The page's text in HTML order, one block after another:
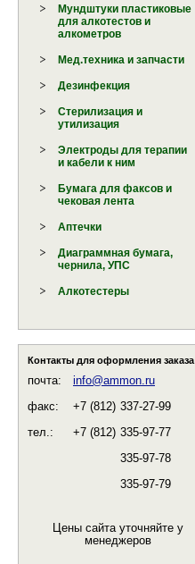
Мундштуки пластиковые
для алкотестов и
алкометров
Мед.техника и запчасти
Дезинфекция
Стерилизация и
утилизация
Электроды для терапии
и кабели к ним
Бумага для факсов и
чековая лента
Аптечки
Диаграммная бумага,
чернила, УПС
Алкотестеры
Контакты для оформления заказа
почта:
info@ammon.ru
факс:
+7 (812) 337-27-99
тел.:
+7 (812) 335-97-77
335-97-78
335-97-79
Цены сайта уточняйте у
менеджеров